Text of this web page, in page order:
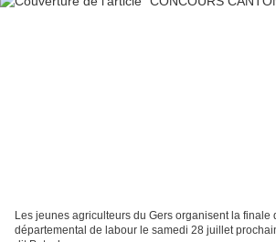
Les jeunes agriculteurs du Gers organisent la finale
départemental de labour le samedi 28 juillet